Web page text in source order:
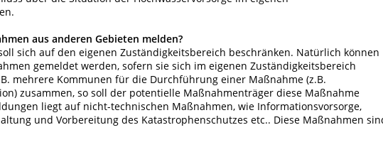
aus anderen Gebieten melden?
sich auf den eigenen Zuständigkeitsbereich beschränken. Natürlich können
gemeldet werden, sofern sie sich im eigenen Zuständigkeitsbereich
mehrere Kommunen für die Durchführung einer Maßnahme (z.B.
zusammen, so soll der potentielle Maßnahmenträger diese Maßnahme
liegt auf nicht-technischen Maßnahmen, wie Informationsvorsorge,
und Vorbereitung des Katastrophenschutzes etc.. Diese Maßnahmen